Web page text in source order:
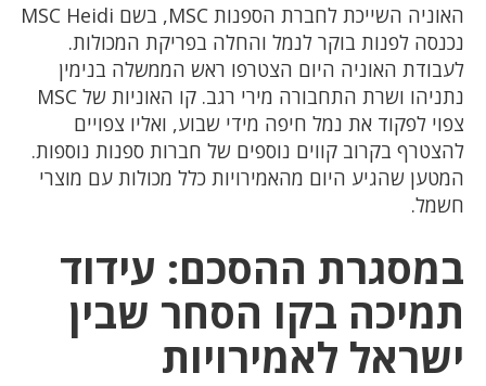
האוניה השייכת לחברת הספנות MSC, בשם MSC Heidi
נכנסה לפנות בוקר לנמל והחלה בפריקת המכולות.
לעבודת האוניה היום הצטרפו ראש הממשלה בנימין
נתניהו ושרת התחבורה מירי רגב. קו האוניות של MSC
צפוי לפקוד את נמל חיפה מידי שבוע, ואליו צפויים
להצטרף בקרוב קווים נוספים של חברות ספנות נוספות.
המטען שהגיע היום מהאמירויות כלל מכולות עם מוצרי
חשמל.
במסגרת ההסכם: עידוד
תמיכה בקו הסחר שבין
ישראל לאמירויות